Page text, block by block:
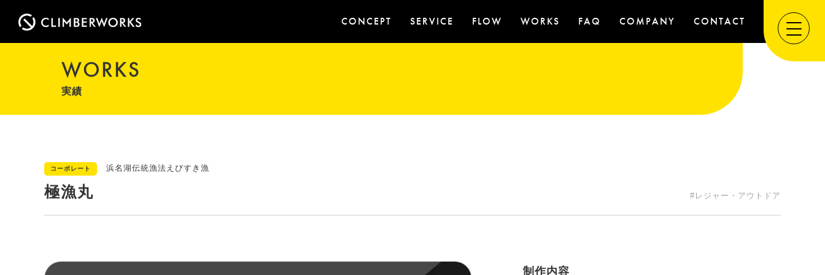
CONCEPT SERVICE FLOW WORKS FAQ COMPANY CONTACT
WORKS
実績
コーポレート 浜名湖伝統漁法えびすき漁
極漁丸 #レジャー・アウトドア
制作内容